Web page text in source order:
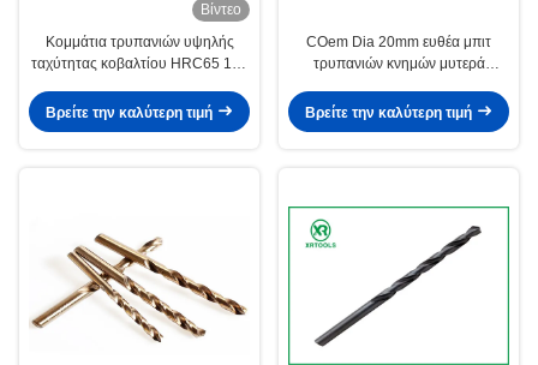
Βίντεο
Κομμάτια τρυπανιών υψηλής
ταχύτητας κοβαλτίου HRC65 135
Βρείτε την καλύτερη τιμή
COem Dia 20mm ευθέα μπιτ
τρυπανιών κνημών μυτερά
Βρείτε την καλύτερη τιμή